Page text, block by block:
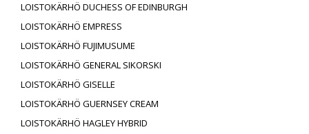
LOISTOKÄRHÖ DUCHESS OF EDINBURGH
LOISTOKÄRHÖ EMPRESS
LOISTOKÄRHÖ FUJIMUSUME
LOISTOKÄRHÖ GENERAL SIKORSKI
LOISTOKÄRHÖ GISELLE
LOISTOKÄRHÖ GUERNSEY CREAM
LOISTOKÄRHÖ HAGLEY HYBRID